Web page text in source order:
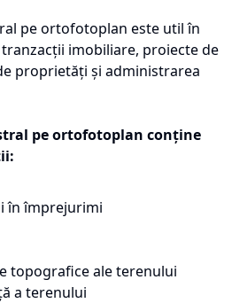
pe ortofotoplan este util în
imobiliare, proiecte de
proprietăți și administrarea
pe ortofotoplan conține
în împrejurimi
topografice ale terenului
a terenului